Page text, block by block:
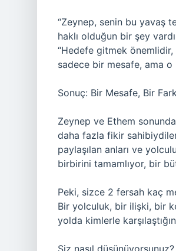
“Zeynep, senin bu yavaş
haklı olduğun bir şey
“Hedefe gitmek
sadece bir mesafe, ama o
Sonuç: Bir Mesafe, Bir
Zeynep ve Ethem
daha fazla fikir
paylaşılan anları ve
birbirini tamamlıyor, bir
Peki, sizce 2 fersah kaç
Bir yolculuk, bir ilişki, bir
yolda kimlerle
Siz nasıl